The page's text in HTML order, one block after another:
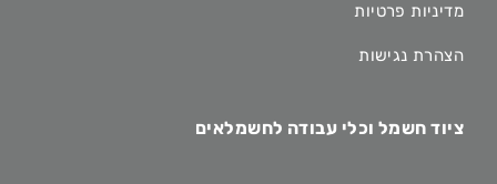
מדיניות פרטיות
הצהרת נגישות
ציוד חשמל וכלי עבודה לחשמלאים